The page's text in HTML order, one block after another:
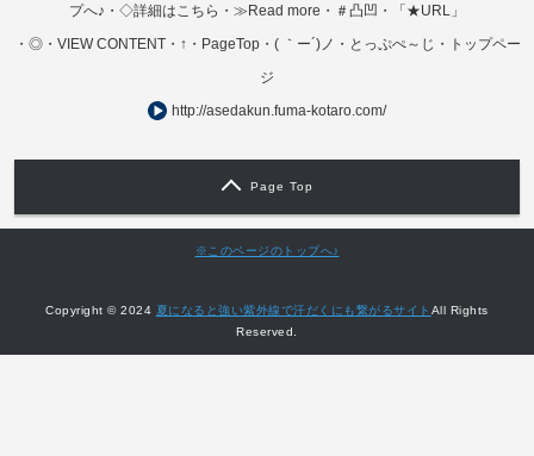
プへ♪・◇詳細はこちら・≫Read more・＃凸凹・「★URL」
・◎・VIEW CONTENT・↑・PageTop・( ｀ー´)ノ・とっぷぺ～じ・トップペー
ジ
http://asedakun.fuma-kotaro.com/
Page Top
※このページのトップへ♪
Copyright © 2024 夏になると強い紫外線で汗だくにも繋がるサイト All Rights
Reserved.